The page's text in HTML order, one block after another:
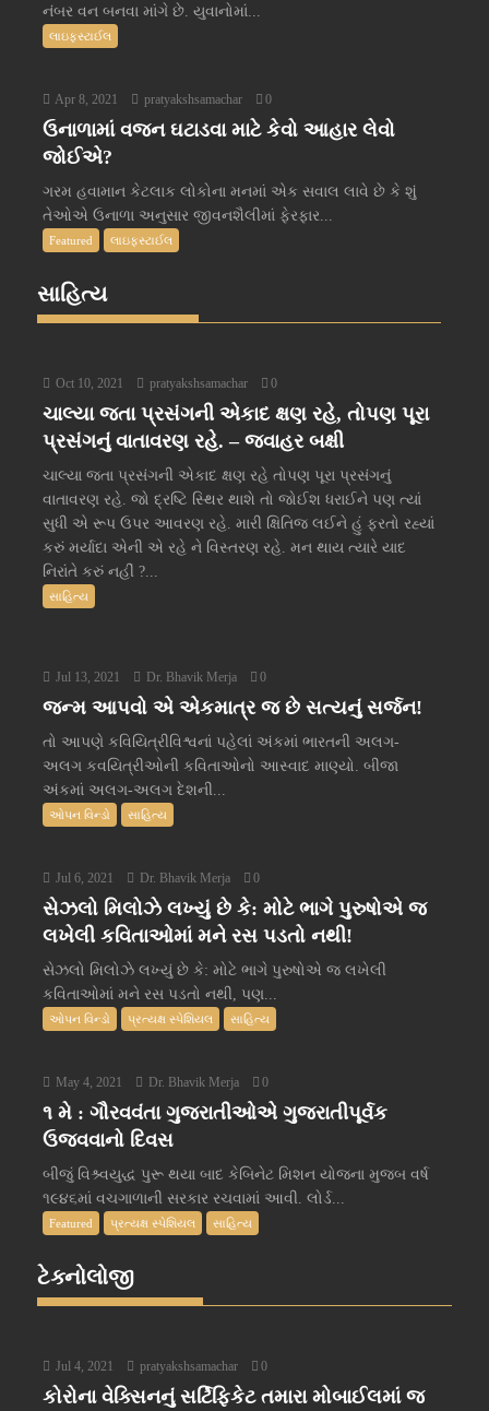
નંબર વન બનવા માંગે છે. યુવાનોમાં...
લાઇફસ્ટાઈલ
Apr 8, 2021 pratyakshsamachar 0
ઉનાળામાં વજન ઘટાડવા માટે કેવો આહાર લેવો
જોઈએ?
ગરમ હવામાન કેટલાક લોકોના મનમાં એક સવાલ લાવે છે કે શું
તેઓએ ઉનાળા અનુસાર જીવનશૈલીમાં ફેરફાર...
Featured લાઇફસ્ટાઈલ
સાહિત્ય
Oct 10, 2021 pratyakshsamachar 0
ચાલ્યા જતા પ્રસંગની એકાદ ક્ષણ રહે, તોપણ પૂરા
પ્રસંગનું વાતાવરણ રહે. – જવાહર બક્ષી
ચાલ્યા જતા પ્રસંગની એકાદ ક્ષણ રહે તોપણ પૂરા પ્રસંગનું
વાતાવરણ રહે. જો દ્રષ્ટિ સ્થિર થાશે તો જોઈશ ધરાઈને પણ ત્યાં
સુધી એ રૂપ ઉપર આવરણ રહે. મારી ક્ષિતિજ લઈને હું ફરતો રહ્યાં
કરું મર્યાદા એની એ રહે ને વિસ્તરણ રહે. મન થાય ત્યારે યાદ
નિરાંતે કરું નહીં ?...
સાહિત્ય
Jul 13, 2021 Dr. Bhavik Merja 0
જન્મ આપવો એ એકમાત્ર જ છે સત્યનું સર્જન!
તો આપણે કવિયિત્રીવિશ્વનાં પહેલાં અંકમાં ભારતની અલગ-
અલગ કવયિત્રીઓની કવિતાઓનો આસ્વાદ માણ્યો. બીજા
અંકમાં અલગ-અલગ દેશની...
ઓપન વિન્ડો સાહિત્ય
Jul 6, 2021 Dr. Bhavik Merja 0
સેઝલો મિલોઝે લખ્યું છે કે: મોટે ભાગે પુરુષોએ જ
લખેલી કવિતાઓમાં મને રસ પડતો નથી!
સેઝલો મિલોઝે લખ્યું છે કે: મોટે ભાગે પુરુષોએ જ લખેલી
કવિતાઓમાં મને રસ પડતો નથી, પણ...
ઓપન વિન્ડો પ્રત્યક્ષ સ્પેશિયલ સાહિત્ય
May 4, 2021 Dr. Bhavik Merja 0
૧ મે : ગૌરવવંતા ગુજરાતીઓએ ગુજરાતીપૂર્વક
ઉજવવાનો દિવસ
બીજું વિશ્ર્વયુદ્ધ પુરૂ થયા બાદ કેબિનેટ મિશન યોજના મુજબ વર્ષ
૧૯૪૬માં વચગાળાની સરકાર રચવામાં આવી. લોર્ડ...
Featured પ્રત્યક્ષ સ્પેશિયલ સાહિત્ય
ટેક્નોલોજી
Jul 4, 2021 pratyakshsamachar 0
કોરોના વેક્સિનનું સર્ટિફિકેટ તમારા મોબાઈલમાં જ